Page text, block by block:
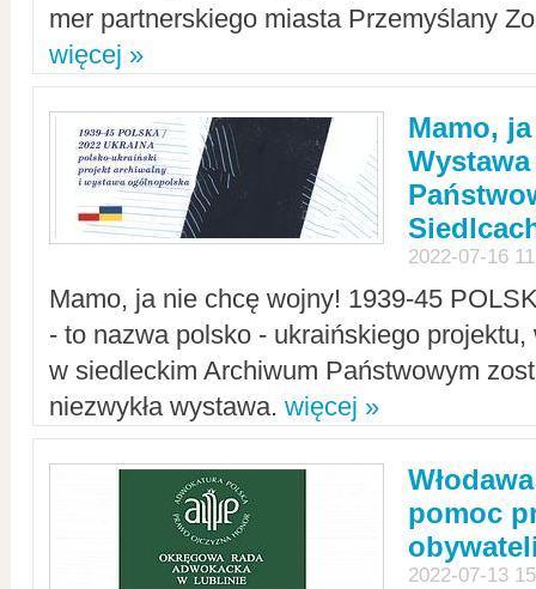
mer partnerskiego miasta Przemyślany
więcej »
Mamo,
2022-07-16
Mamo, ja nie chcę wojny! 1939-45
- to nazwa polsko - ukraińskiego
w siedleckim Archiwum Państwowym
niezwykła wystawa. więcej »
pomoc
2022-07-13